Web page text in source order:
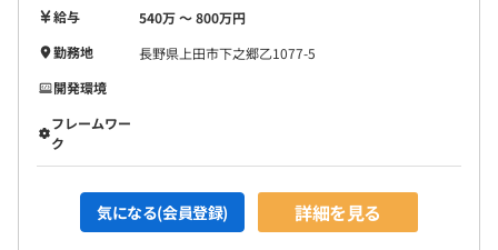
給与
540万 〜 800万円
勤務地
長野県上田市下之郷乙1077-5
開発環境
フレームワー
ク
気になる(会員登録) 詳細を見る